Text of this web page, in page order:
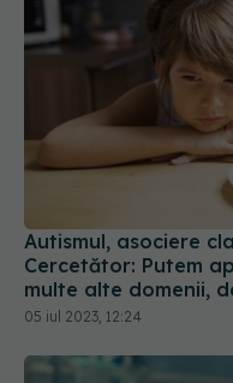
Autismul, asociere
Cercetător: Putem
multe alte domenii,
cancer
05 iul 2023, 12:24